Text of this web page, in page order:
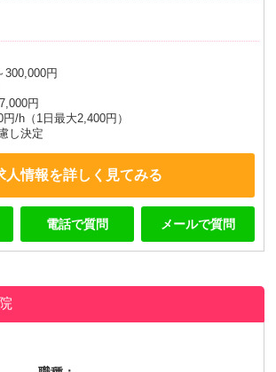
円
円
/h（1日最大2,400円）
し決定
人情報を詳しく見てみる
電話で質問 メールで質問